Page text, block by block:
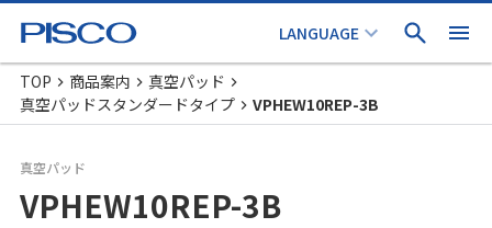
TOP 商品案内
真空パッド
真空パッドスタンダードタイプ
VPHEW10REP-3B
真空パッド
VPHEW10REP-3B